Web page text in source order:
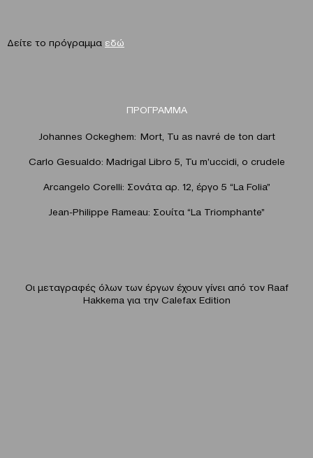
Δείτε το πρόγραμμα εδώ
ΠΡΟΓΡΑΜΜΑ
Johannes Ockeghem: Mort, Tu as navré de ton dart
Carlo Gesualdo: Madrigal Libro 5, Tu m’uccidi, o crudele
Arcangelo Corelli: Σονάτα αρ. 12, έργο 5 “La Folia”
Jean-Philippe Rameau: Σουίτα “La Triomphante”
Οι μεταγραφές όλων των έργων έχουν γίνει από τον Raaf
Hakkema για την Calefax Edition